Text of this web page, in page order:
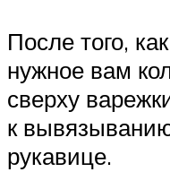
После того,
нужное вам
сверху
к
рукавице.